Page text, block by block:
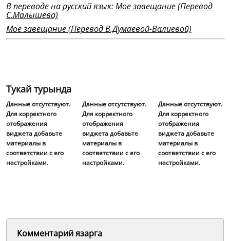
В переводе на русский язык:Мое завещание (Перевод
С.Малышева)
Мое завещание (Перевод В.Думаевой-Валиевой)
Тукай турында
Данные отсутствуют.
Для корректного
отображения
виджета добавьте
материалы в
соответствии с его
настройками.
Данные отсутствуют.
Для корректного
отображения
виджета добавьте
материалы в
соответствии с его
настройками.
Данные отсутствуют.
Для корректного
отображения
виджета добавьте
материалы в
соответствии с его
настройками.
Комментарий язарга